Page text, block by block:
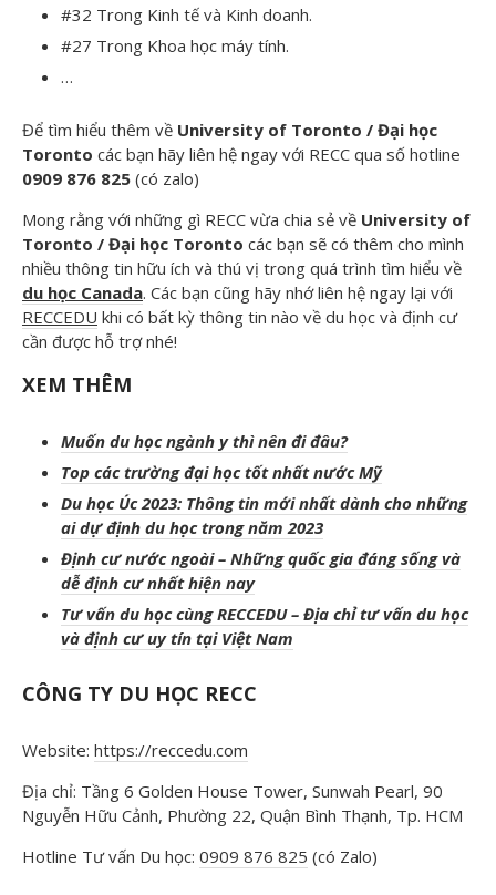
#32 Trong Kinh tế và Kinh doanh.
#27 Trong Khoa học máy tính.
…
Để tìm hiểu thêm về University of Toronto / Đại học
Toronto các bạn hãy liên hệ ngay với RECC qua số hotline
0909 876 825 (có zalo)
Mong rằng với những gì RECC vừa chia sẻ về University of
Toronto / Đại học Toronto các bạn sẽ có thêm cho mình
nhiều thông tin hữu ích và thú vị trong quá trình tìm hiểu về
du học Canada. Các bạn cũng hãy nhớ liên hệ ngay lại với
RECCEDU khi có bất kỳ thông tin nào về du học và định cư
cần được hỗ trợ nhé!
XEM THÊM
Muốn du học ngành y thì nên đi đâu?
Top các trường đại học tốt nhất nước Mỹ
Du học Úc 2023: Thông tin mới nhất dành cho những
ai dự định du học trong năm 2023
Định cư nước ngoài – Những quốc gia đáng sống và
dễ định cư nhất hiện nay
Tư vấn du học cùng RECCEDU – Địa chỉ tư vấn du học
và định cư uy tín tại Việt Nam
CÔNG TY DU HỌC RECC
Website: https://reccedu.com
Địa chỉ: Tầng 6 Golden House Tower, Sunwah Pearl, 90
Nguyễn Hữu Cảnh, Phường 22, Quận Bình Thạnh, Tp. HCM
Hotline Tư vấn Du học: 0909 876 825 (có Zalo)